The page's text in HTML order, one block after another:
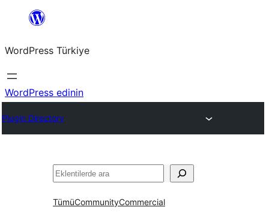
İçeriğe
WordPress Türkiye
WordPress edinin
Plugin Directory
Ara
TümüCommunityCommercial